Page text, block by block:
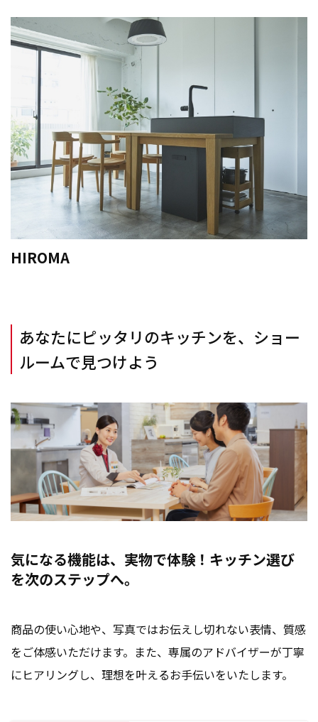
HIROMA
あなたにピッタリのキッチンを、ショー
ルームで見つけよう
気になる機能は、実物で体験！キッチン選び
を次のステップへ。
商品の使い心地や、写真ではお伝えし切れない表情、質感
をご体感いただけます。また、専属のアドバイザーが丁寧
にヒアリングし、理想を叶えるお手伝いをいたします。